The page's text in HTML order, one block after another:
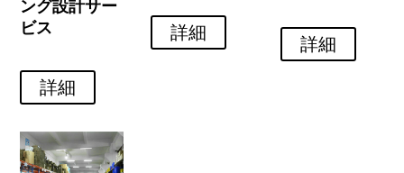
ング設計サー
ビス
詳細
詳細
詳細